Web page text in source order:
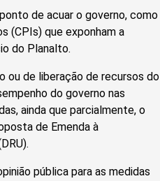
de acuar o governo, como
(CPIs) que exponham a
do Planalto.
ou de liberação de recursos do
do governo nas
ainda que parcialmente, o
de Emenda à
pública para as medidas